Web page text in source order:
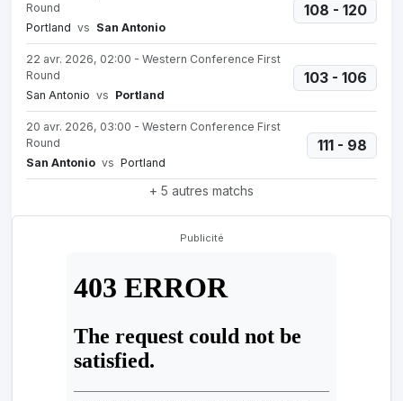
Round
Portland vs San Antonio
108 - 120
22 avr. 2026, 02:00 - Western Conference First
Round
San Antonio vs Portland
103 - 106
20 avr. 2026, 03:00 - Western Conference First
Round
San Antonio vs Portland
111 - 98
+ 5 autres matchs
Publicité